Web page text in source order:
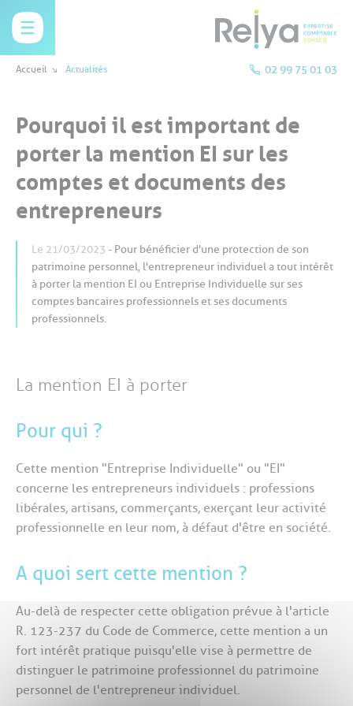
NOS
MISSIONS
-
REPRISE
FISCALITÉ
VOTRE
SECTEUR
PACK CRÉATION
D'ENTREPRISE
REJOIGNEZ-
NOUS
CONTACT
02 99 75 01 03
Accueil Actualités
Pourquoi il est important de
porter la mention EI sur les
comptes et documents des
entrepreneurs
Le 21/03/2023 - Pour bénéficier d'une protection de son
patrimoine personnel, l'entrepreneur individuel a tout intérêt
à porter la mention EI ou Entreprise Individuelle sur ses
comptes bancaires professionnels et ses documents
professionnels.
La mention EI à porter
Pour qui ?
Cette mention "Entreprise Individuelle" ou "EI"
concerne les entrepreneurs individuels : professions
libérales, artisans, commerçants, exerçant leur activité
professionnelle en leur nom, à défaut d'être en société.
A quoi sert cette mention ?
Au-delà de respecter cette obligation prévue à l'article
R. 123-237 du Code de Commerce, cette mention a un
fort intérêt pratique puisqu'elle vise à permettre de
distinguer le patrimoine professionnel du patrimoine
personnel de l'entrepreneur individuel.